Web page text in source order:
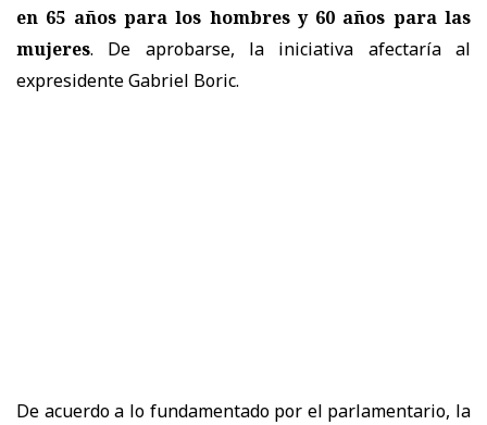
en 65 años para los hombres y 60 años para las
mujeres. De aprobarse, la iniciativa afectaría al
expresidente Gabriel Boric.
De acuerdo a lo fundamentado por el parlamentario, la